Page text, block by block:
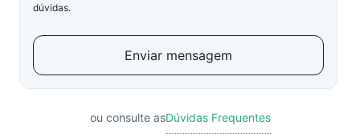
dúvidas.
Enviar mensagem
ou consulte asDúvidas Frequentes